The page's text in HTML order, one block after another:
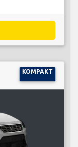
KOMPAKT